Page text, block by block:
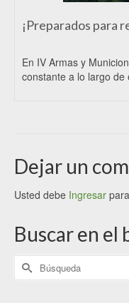
¡Preparados para
En IV Armas y
constante a lo largo de
Dejar un
Usted debe Ingresar
Buscar en el